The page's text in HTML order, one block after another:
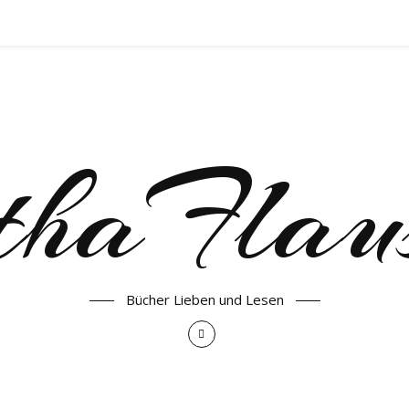
Bücher Lieben und Lesen